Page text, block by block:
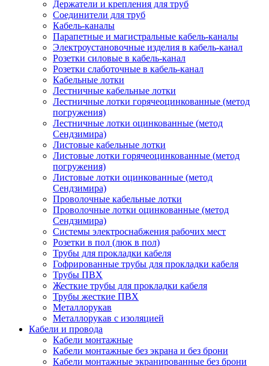
Держатели и крепления для труб
Соединители для труб
Кабель-каналы
Парапетные и магистральные кабель-каналы
Электроустановочные изделия в кабель-канал
Розетки силовые в кабель-канал
Розетки слаботочные в кабель-канал
Кабельные лотки
Лестничные кабельные лотки
Лестничные лотки горячеоцинкованные (метод
погружения)
Лестничные лотки оцинкованные (метод
Сендзимира)
Листовые кабельные лотки
Листовые лотки горячеоцинкованные (метод
погружения)
Листовые лотки оцинкованные (метод
Сендзимира)
Проволочные кабельные лотки
Проволочные лотки оцинкованные (метод
Сендзимира)
Системы электроснабжения рабочих мест
Розетки в пол (люк в пол)
Трубы для прокладки кабеля
Гофрированные трубы для прокладки кабеля
Трубы ПВХ
Жесткие трубы для прокладки кабеля
Трубы жесткие ПВХ
Металлорукав
Металлорукав с изоляцией
Кабели и провода
Кабели монтажные
Кабели монтажные без экрана и без брони
Кабели монтажные экранированные без брони